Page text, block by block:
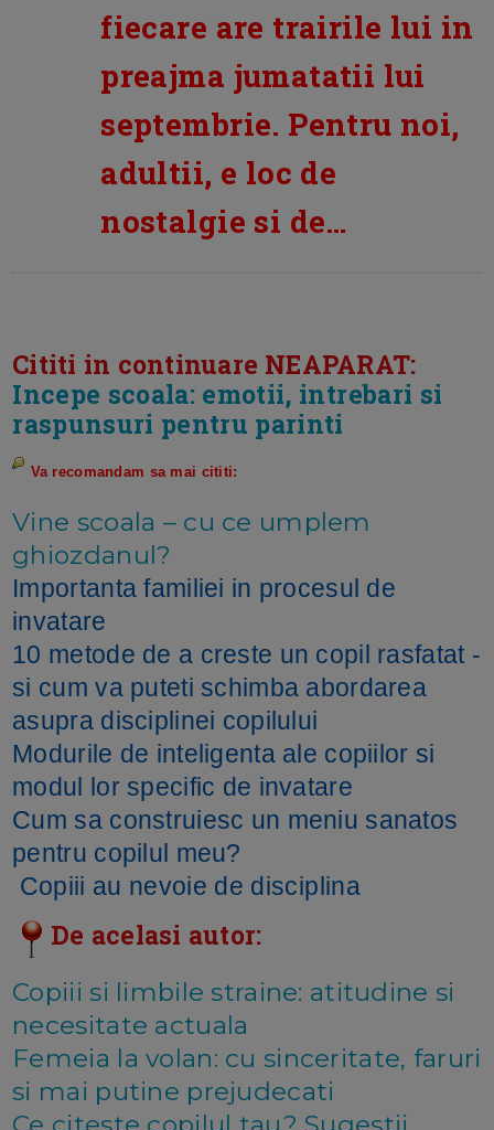
fiecare are trairile lui in
preajma jumatatii lui
septembrie. Pentru noi,
adultii, e loc de
nostalgie si de…
Cititi in continuare NEAPARAT:
Incepe scoala: emotii, intrebari si
raspunsuri pentru parinti
Va recomandam sa mai cititi:
Vine scoala – cu ce umplem
ghiozdanul?
Importanta familiei in procesul de
invatare
10 metode de a creste un copil rasfatat -
si cum va puteti schimba abordarea
asupra disciplinei copilului
Modurile de inteligenta ale copiilor si
modul lor specific de invatare
Cum sa construiesc un meniu sanatos
pentru copilul meu?
Copiii au nevoie de disciplina
De acelasi autor:
Copiii si limbile straine: atitudine si
necesitate actuala
Femeia la volan: cu sinceritate, faruri
si mai putine prejudecati